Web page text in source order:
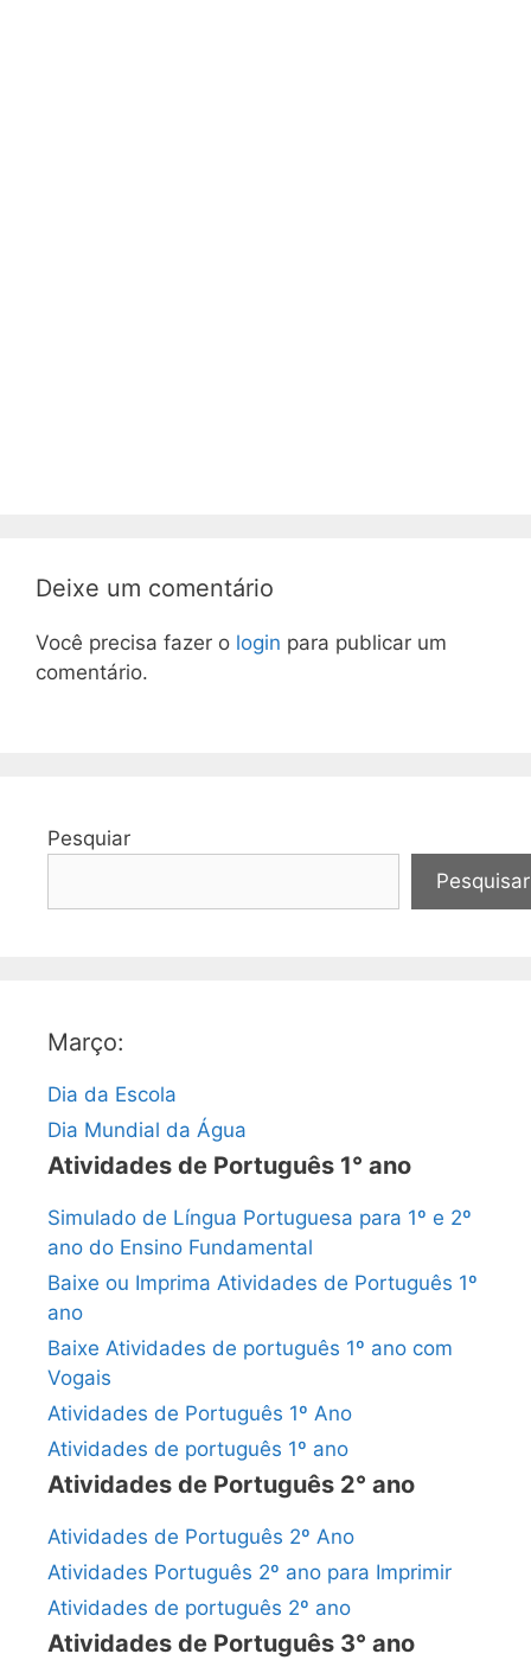
Deixe um comentário
Você precisa fazer o login para publicar um
comentário.
Pesquiar
Pesquisar
Março:
Dia da Escola
Dia Mundial da Água
Atividades de Português 1° ano
Simulado de Língua Portuguesa para 1º e 2º
ano do Ensino Fundamental
Baixe ou Imprima Atividades de Português 1º
ano
Baixe Atividades de português 1º ano com
Vogais
Atividades de Português 1º Ano
Atividades de português 1º ano
Atividades de Português 2° ano
Atividades de Português 2º Ano
Atividades Português 2º ano para Imprimir
Atividades de português 2º ano
Atividades de Português 3° ano